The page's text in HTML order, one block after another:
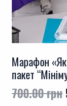
Марафон «Як
пакет
700.00грн